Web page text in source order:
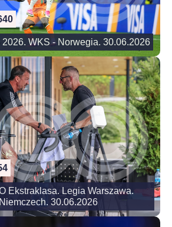
WKS - Norwegia. 30.06.2026
Ekstraklasa. Legia Warszawa.
30.06.2026